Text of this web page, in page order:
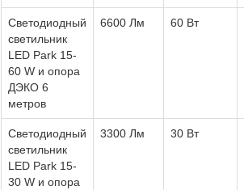
Светодиодный
светильник
LED Park 15-
60 W и опора
ДЭКО 6
метров
6600 Лм 60 Вт
Светодиодный
светильник
LED Park 15-
30 W и опора
3300 Лм 30 Вт